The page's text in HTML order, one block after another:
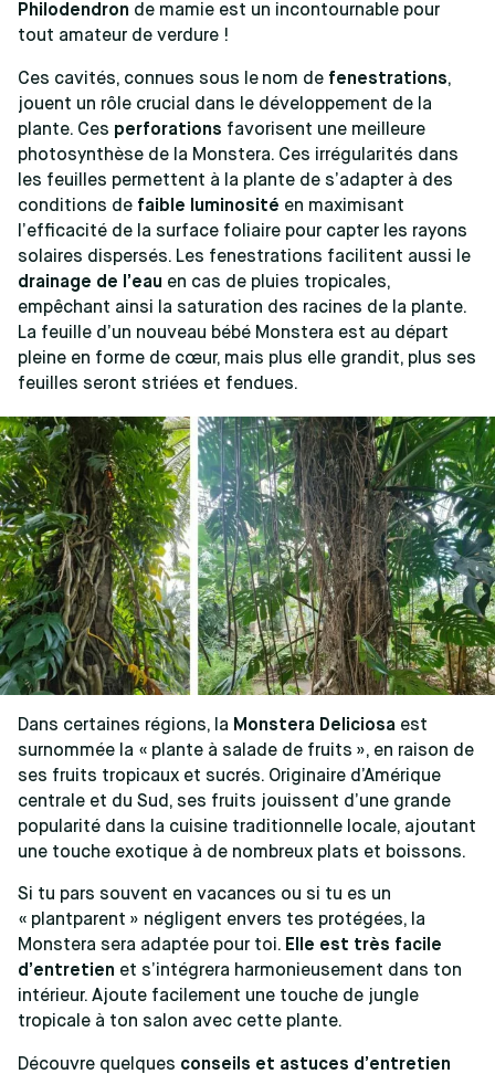
Philodendron de mamie est un incontournable pour
tout amateur de verdure !
Ces cavités, connues sous le nom de fenestrations,
jouent un rôle crucial dans le développement de la
plante. Ces perforations favorisent une meilleure
photosynthèse de la Monstera. Ces irrégularités dans
les feuilles permettent à la plante de s’adapter à des
conditions de faible luminosité en maximisant
l’efficacité de la surface foliaire pour capter les rayons
solaires dispersés. Les fenestrations facilitent aussi le
drainage de l’eau en cas de pluies tropicales,
empêchant ainsi la saturation des racines de la plante.
La feuille d’un nouveau bébé Monstera est au départ
pleine en forme de cœur, mais plus elle grandit, plus ses
feuilles seront striées et fendues.
Dans certaines régions, la Monstera Deliciosa est
surnommée la « plante à salade de fruits », en raison de
ses fruits tropicaux et sucrés. Originaire d’Amérique
centrale et du Sud, ses fruits jouissent d’une grande
popularité dans la cuisine traditionnelle locale, ajoutant
une touche exotique à de nombreux plats et boissons.
Si tu pars souvent en vacances ou si tu es un
« plantparent » négligent envers tes protégées, la
Monstera sera adaptée pour toi. Elle est très facile
d’entretien et s’intégrera harmonieusement dans ton
intérieur. Ajoute facilement une touche de jungle
tropicale à ton salon avec cette plante.
Découvre quelques conseils et astuces d’entretien